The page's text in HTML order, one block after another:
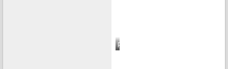
pagina 6